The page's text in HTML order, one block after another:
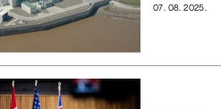
07. 08. 2025.